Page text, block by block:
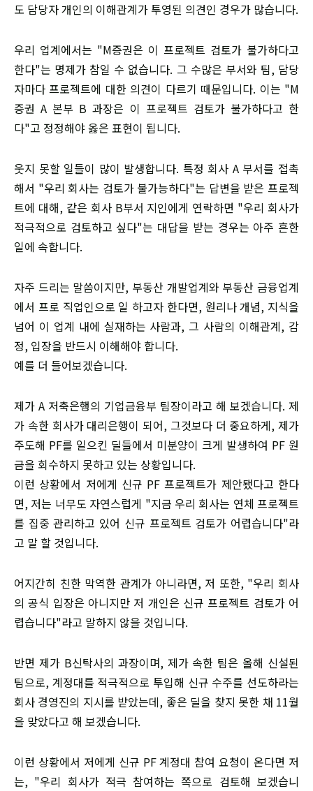
도 담당자 개인의 이해관계가 투영된 의견인 경우가 많습니다.
​우리 업계에서는 "M증권은 이 프로젝트 검토가 불가하다고
한다"는 명제가 참일 수 없습니다. 그 수많은 부서와 팀, 담당
자마다 프로젝트에 대한 의견이 다르기 때문입니다. 이는 "M
증권 A 본부 B 과장은 이 프로젝트 검토가 불가하다고 한
다"고 정정해야 옳은 표현이 됩니다.
​웃지 못할 일들이 많이 발생합니다. 특정 회사 A 부서를 접촉
해서 "우리 회사는 검토가 불가능하다"는 답변을 받은 프로젝
트에 대해, 같은 회사 B부서 지인에게 연락하면 "우리 회사가
적극적으로 검토하고 싶다"는 대답을 받는 경우는 아주 흔한
일에 속합니다.
​자주 드리는 말씀이지만, 부동산 개발업계와 부동산 금융업계
에서 프로 직업인으로 일 하고자 한다면, 원리나 개념, 지식을
넘어 이 업계 내에 실재하는 사람과, 그 사람의 이해관계, 감
정, 입장을 반드시 이해해야 합니다.
​예를 더 들어보겠습니다.
​제가 A 저축은행의 기업금융부 팀장이라고 해 보겠습니다. 제
가 속한 회사가 대리은행이 되어, 그것보다 더 중요하게, 제가
주도해 PF를 일으킨 딜들에서 미분양이 크게 발생하여 PF 원
금을 회수하지 못하고 있는 상황입니다.
​이런 상황에서 저에게 신규 PF 프로젝트가 제안됐다고 한다
면, 저는 너무도 자연스럽게 "지금 우리 회사는 연체 프로젝트
를 집중 관리하고 있어 신규 프로젝트 검토가 어렵습니다"라
고 말 할 것입니다.
어지간히 친한 막역한 관계가 아니라면, 저 또한, "우리 회사
의 공식 입장은 아니지만 저 개인은 신규 프로젝트 검토가 어
렵습니다"라고 말하지 않을 것입니다.
​반면 제가 B신탁사의 과장이며, 제가 속한 팀은 올해 신설된
팀으로, 계정대를 적극적으로 투입해 신규 수주를 선도하라는
회사 경영진의 지시를 받았는데, 좋은 딜을 찾지 못한 채 11월
을 맞았다고 해 보겠습니다.
이런 상황에서 저에게 신규 PF 계정대 참여 요청이 온다면 저
는, "우리 회사가 적극 참여하는 쪽으로 검토해 보겠습니